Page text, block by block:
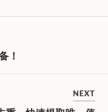
！
NEXT